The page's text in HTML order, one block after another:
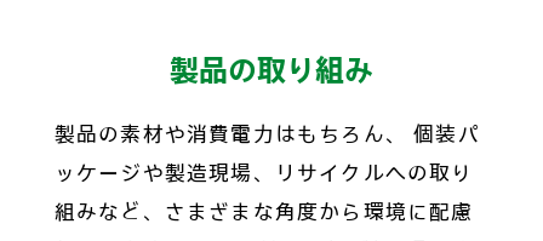
製品の取り組み
製品の素材や消費電力はもちろん、
個装パ
ッケージや製造現場、リサイクルへの取り
組みなど、さまざまな角度から環境に配慮